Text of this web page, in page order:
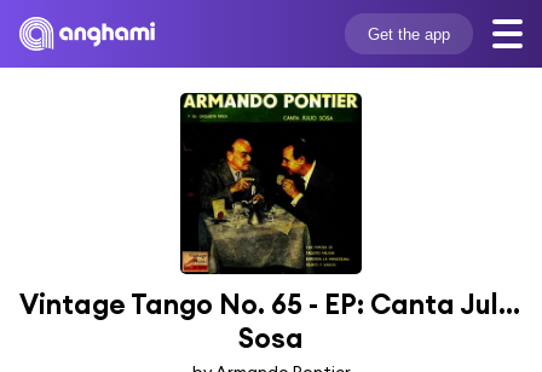
Get the app
Vintage Tango No. 65 - EP: Canta Julio
Sosa